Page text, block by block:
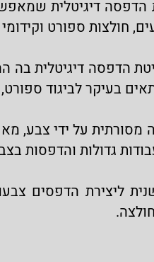
דיגיטלית
חולצות ספורט
הדפסה דיגיטלית בה
בעיקר לביגוד
מסורתית על ידי צבע,
גדולות והדפסות
ליצירת הדפסים